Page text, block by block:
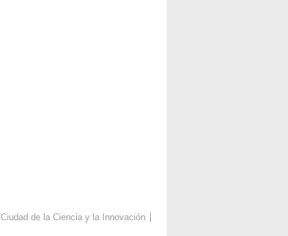
Ciudad de la Ciencia y la Innovación